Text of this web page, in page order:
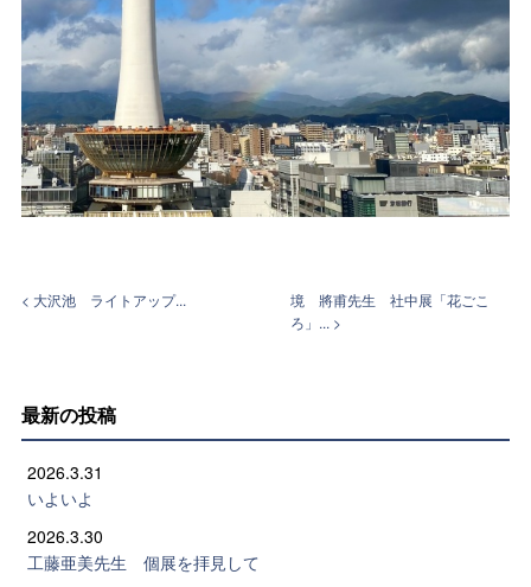
< 大沢池 ライトアップ...
境 將甫先生 社中展「花ごこ
ろ」... >
最新の投稿
2026.3.31
いよいよ
2026.3.30
工藤亜美先生 個展を拝見して